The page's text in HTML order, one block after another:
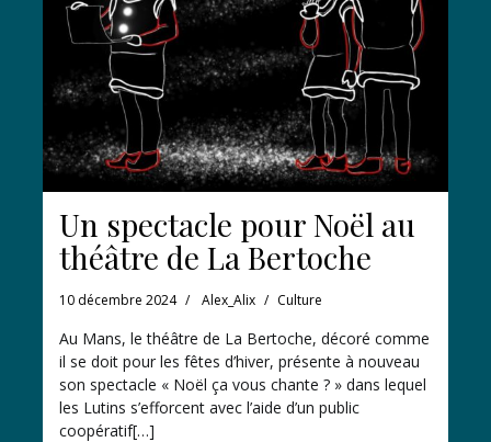
Un spectacle pour Noël au
théâtre de La Bertoche
10 décembre 2024 Alex_Alix Culture
Au Mans, le théâtre de La Bertoche, décoré comme
il se doit pour les fêtes d’hiver, présente à nouveau
son spectacle « Noël ça vous chante ? » dans lequel
les Lutins s’efforcent avec l’aide d’un public
coopératif[…]